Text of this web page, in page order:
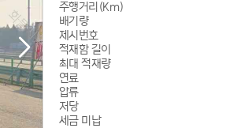
주행거리(Km)
배기량
제시번호
적재함 길이
최대 적재량
연료
압류
저당
세금 미납